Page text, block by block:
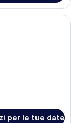
in piuma,
per le tue date